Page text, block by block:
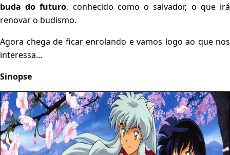
buda do futuro, conhecido como o salvador, o que irá
renovar o budismo.
Agora chega de ficar enrolando e vamos logo ao que nos
interessa...
Sinopse